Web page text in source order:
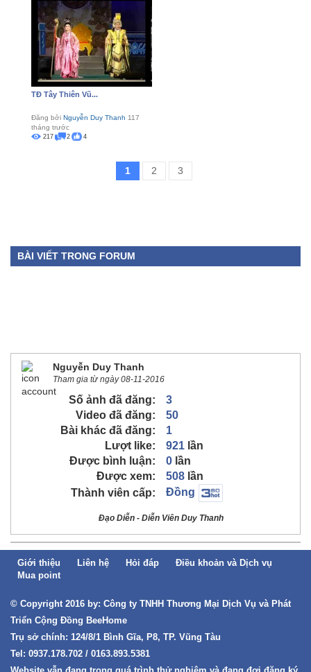
TĐ Tây Thiên Vũ...
Đăng bởi Nguyễn Duy Thanh 117
tháng trước
217 2 4
1 2 3
BÀI VIẾT TRONG FORUM
Nguyễn Duy Thanh
Tham gia từ ngày 08-11-2016
Số ảnh đã đăng:
3
Video đã đăng:
50
Bài khác đã đăng:
1
Lượt like:
921 lần
Được bình luận:
0 lần
Được xem:
508 lần
Thành viên cấp:
Đồng
Đạo Diễn - Diễn Viên Duy Thanh
Giới thiệu Liên hệ Hỏi đáp
Điều khoản và Dịch vụ
Mua point
© Copyright 2016 by: Công ty TNHH Thương Mại Dịch Vụ và Phát
Triển Cộng Đồng BeeHome
Trụ sở chính: 124/8/1 Bình Gĩa, P8, TP. Vũng Tàu
Tel: 0937.178.702 / 0163.893.5381
Website vẫn đang trong quá trình thử nghiệm và đang đợi đăng ký